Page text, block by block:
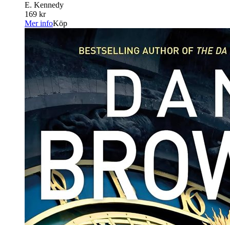
E. Kennedy
169 kr
Mer infoKöp